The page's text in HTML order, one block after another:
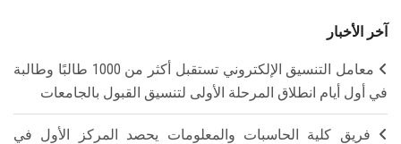
آخر الأخبار
معامل التنسيق الإلكتروني تستقبل أكثر من 1000 طالبًا وطالبة
في أول أيام انطلاق المرحلة الأولى لتنسيق القبول بالجامعات
فريق كلية الحاسبات والمعلومات يحصد المركز الأول في